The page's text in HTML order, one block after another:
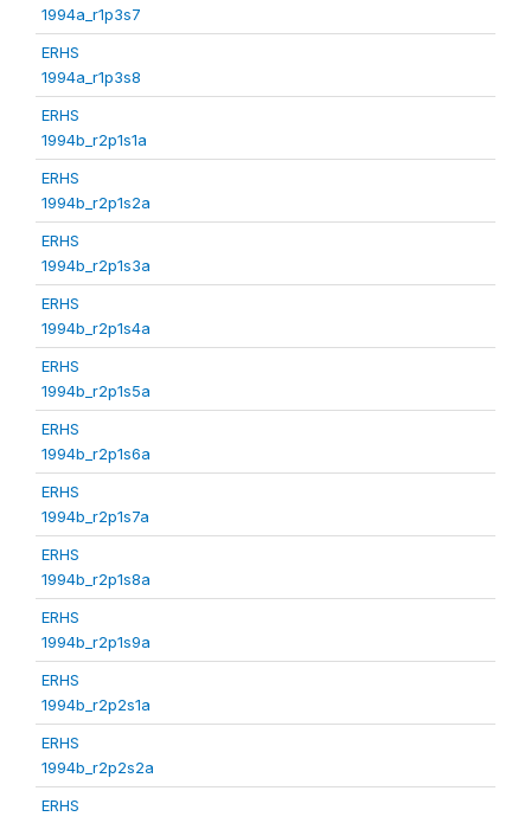
1994a_r1p3s7
ERHS
1994a_r1p3s8
ERHS
1994b_r2p1s1a
ERHS
1994b_r2p1s2a
ERHS
1994b_r2p1s3a
ERHS
1994b_r2p1s4a
ERHS
1994b_r2p1s5a
ERHS
1994b_r2p1s6a
ERHS
1994b_r2p1s7a
ERHS
1994b_r2p1s8a
ERHS
1994b_r2p1s9a
ERHS
1994b_r2p2s1a
ERHS
1994b_r2p2s2a
ERHS